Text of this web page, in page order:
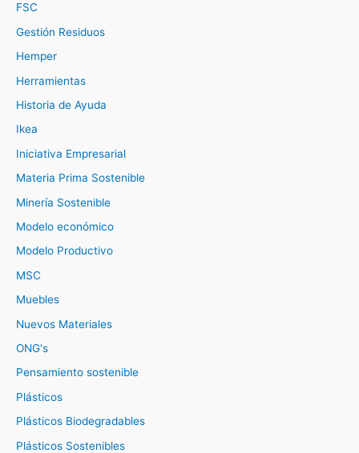
FSC
Gestión Residuos
Hemper
Herramientas
Historia de Ayuda
Ikea
Iniciativa Empresarial
Materia Prima Sostenible
Minería Sostenible
Modelo económico
Modelo Productivo
MSC
Muebles
Nuevos Materiales
ONG's
Pensamiento sostenible
Plásticos
Plásticos Biodegradables
Plásticos Sostenibles